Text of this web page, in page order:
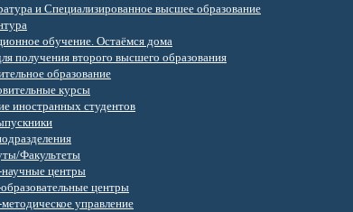
и Специализированное высшее образование
обучение. Остаёмся дома
получения второго высшего образования
образование
курсы
иностранных студентов
Факультеты
центры
центры
управление